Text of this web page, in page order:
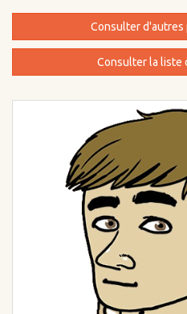
Consulter d'autres
Consulter la liste